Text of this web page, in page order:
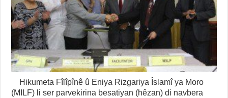
Hikumeta Fîlîpînê û Eniya Rizgariya Îslamî ya Moro
(MILF) li ser parvekirina besatiyan (hêzan) di navbera